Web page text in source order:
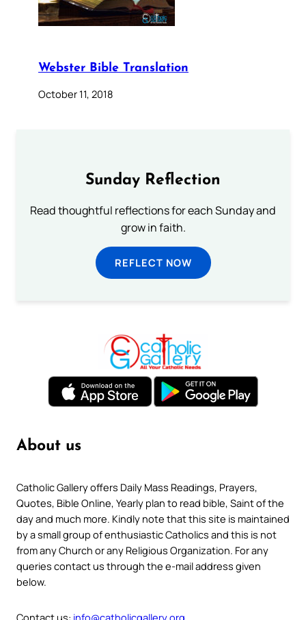
Webster Bible Translation
October 11, 2018
Sunday Reflection
Read thoughtful reflections for each Sunday and
grow in faith.
REFLECT NOW
About us
Catholic Gallery offers Daily Mass Readings, Prayers,
Quotes, Bible Online, Yearly plan to read bible, Saint of the
day and much more. Kindly note that this site is maintained
by a small group of enthusiastic Catholics and this is not
from any Church or any Religious Organization. For any
queries contact us through the e-mail address given
below.
Contact us: info@catholicgallery.org